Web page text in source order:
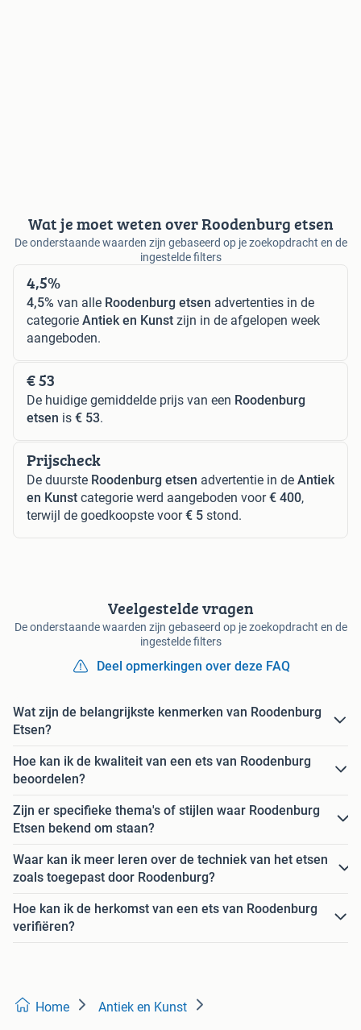
Wat je moet weten over Roodenburg etsen
De onderstaande waarden zijn gebaseerd op je zoekopdracht en de
ingestelde filters
4,5%
4,5% van alle Roodenburg etsen advertenties in de
categorie Antiek en Kunst zijn in de afgelopen week
aangeboden.
€ 53
De huidige gemiddelde prijs van een Roodenburg
etsen is € 53.
Prijscheck
De duurste Roodenburg etsen advertentie in de Antiek
en Kunst categorie werd aangeboden voor€ 400,
terwijl de goedkoopste voor€ 5 stond.
Veelgestelde vragen
De onderstaande waarden zijn gebaseerd op je zoekopdracht en de
ingestelde filters
Deel opmerkingen over deze FAQ
Wat zijn de belangrijkste kenmerken van Roodenburg
Etsen?
Hoe kan ik de kwaliteit van een ets van Roodenburg
beoordelen?
Zijn er specifieke thema's of stijlen waar Roodenburg
Etsen bekend om staan?
Waar kan ik meer leren over de techniek van het etsen
zoals toegepast door Roodenburg?
Hoe kan ik de herkomst van een ets van Roodenburg
verifiëren?
Home Antiek en Kunst